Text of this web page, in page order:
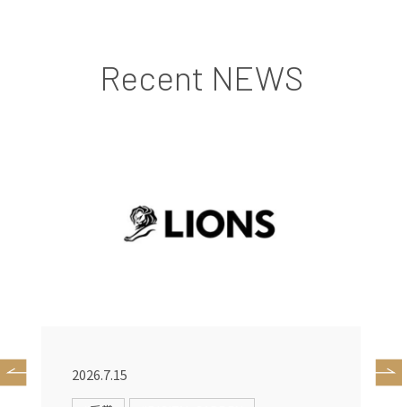
Recent NEWS
2026.7.15